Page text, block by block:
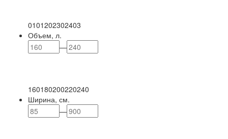
0101202302403
Объем, л.
—
160180200220240
Ширина, см.
—